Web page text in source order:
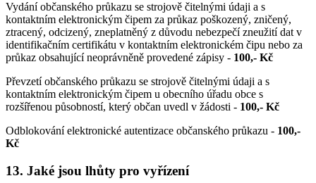
Vydání občanského průkazu se strojově čitelnými údaji a s
kontaktním elektronickým čipem za průkaz poškozený, zničený,
ztracený, odcizený, zneplatněný z důvodu nebezpečí zneužití dat v
identifikačním certifikátu v kontaktním elektronickém čipu nebo za
průkaz obsahující neoprávněně provedené zápisy - 100,- Kč
Převzetí občanského průkazu se strojově čitelnými údaji a s
kontaktním elektronickým čipem u obecního úřadu obce s
rozšířenou působností, který občan uvedl v žádosti - 100,- Kč
Odblokování elektronické autentizace občanského průkazu - 100,-
Kč
13. Jaké jsou lhůty pro vyřízení